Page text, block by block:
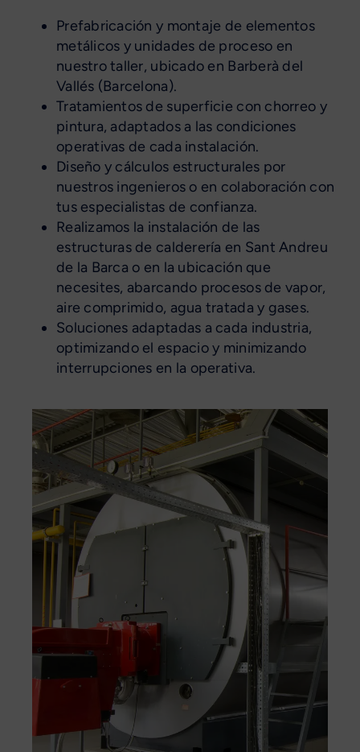
Prefabricación y montaje de elementos
metálicos y unidades de proceso en
nuestro taller, ubicado en Barberà del
Vallés (Barcelona).
Tratamientos de superficie con chorreo y
pintura, adaptados a las condiciones
operativas de cada instalación.
Diseño y cálculos estructurales por
nuestros ingenieros o en colaboración con
tus especialistas de confianza.
Realizamos la instalación de las
estructuras de calderería en Sant Andreu
de la Barca o en la ubicación que
necesites, abarcando procesos de vapor,
aire comprimido, agua tratada y gases.
Soluciones adaptadas a cada industria,
optimizando el espacio y minimizando
interrupciones en la operativa.